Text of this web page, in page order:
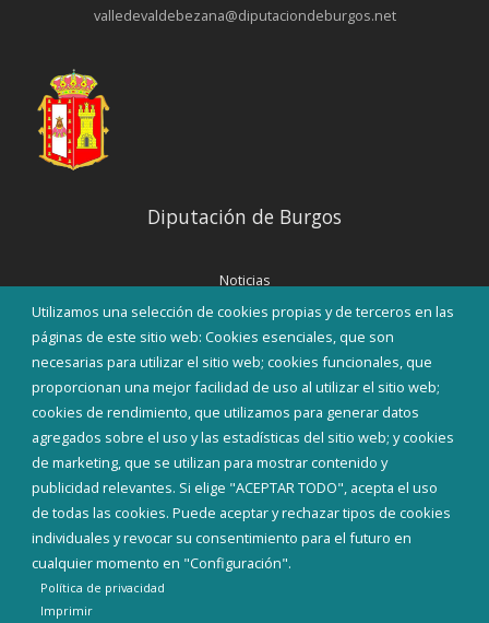
Utilizamos una selección de cookies propias y de terceros en las
páginas de este sitio web: Cookies esenciales, que son
necesarias para utilizar el sitio web; cookies funcionales, que
proporcionan una mejor facilidad de uso al utilizar el sitio web;
cookies de rendimiento, que utilizamos para generar datos
agregados sobre el uso y las estadísticas del sitio web; y cookies
de marketing, que se utilizan para mostrar contenido y
publicidad relevantes. Si elige "ACEPTAR TODO", acepta el uso
de todas las cookies. Puede aceptar y rechazar tipos de cookies
individuales y revocar su consentimiento para el futuro en
cualquier momento en "Configuración".
Política de privacidad
Imprimir
valledevaldebezana@diputaciondeburgos.net
Diputación de Burgos
Noticias
Eventos
Corporación Municipal
Teléfonos de interés
INICIAR SESIÓN
MAPA WEB